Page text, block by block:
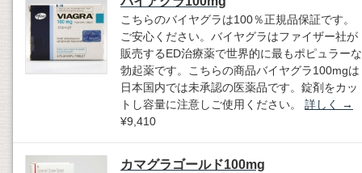
こちらのバイヤグラは100％正規品保証です。
ご安心ください。バイヤグラはファイザー社が
販売するED治療薬で世界的に最もポピュラーな
勃起薬です。こちらの商品バイヤグラ100mgは
日本国内では未承認の医薬品です。錠剤をカッ
トし容量に注意しご使用ください。 詳しく
→
¥9,410
カマグラゴールド100mg